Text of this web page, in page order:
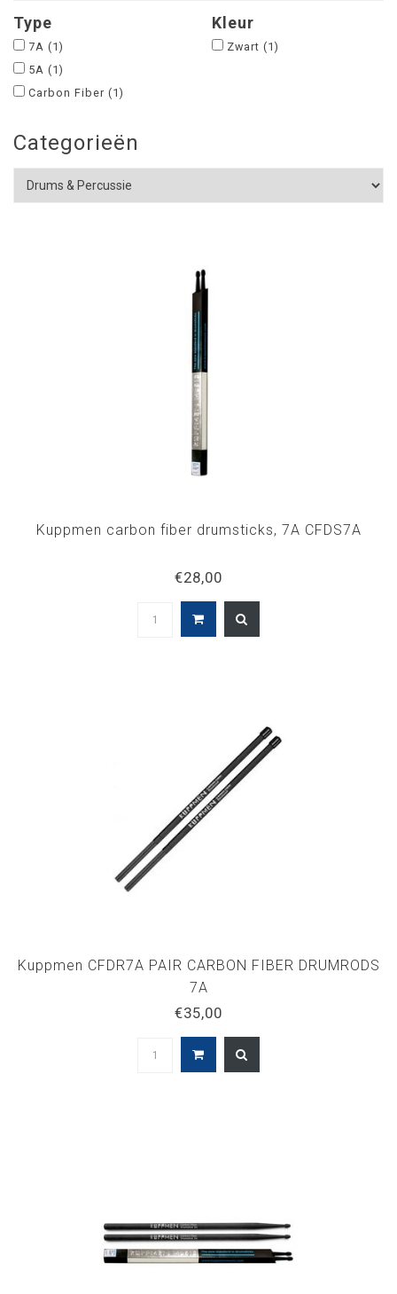
Type
7A (1)
5A (1)
Carbon Fiber (1)
Kleur
Zwart (1)
Categorieën
Kuppmen carbon fiber drumsticks, 7A CFDS7A
€28,00
Kuppmen CFDR7A PAIR CARBON FIBER DRUMRODS
7A
€35,00